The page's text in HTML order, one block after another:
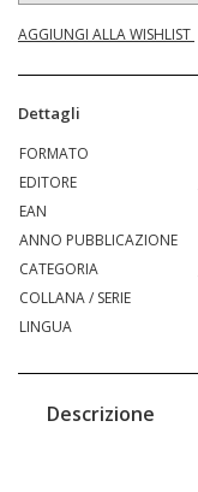
AGGIUNGI ALLA WISHLIST
Dettagli
FORMATO
EDITORE
EAN
ANNO PUBBLICAZIONE
CATEGORIA
COLLANA / SERIE
LINGUA
Descrizione